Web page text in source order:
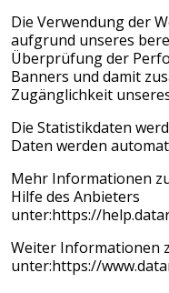
Die Verwendung der
aufgrund unseres
Überprüfung der
Banners und damit
Zugänglichkeit
Die Statistikdaten
Daten werden
Mehr Informationen
Hilfe des Anbieters
unter:https://
Weiter Informationen
unter:https://